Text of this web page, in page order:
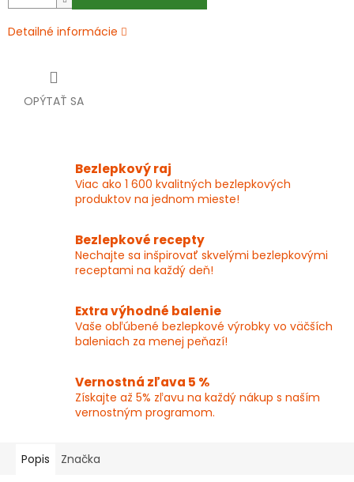
Detailné informácie
OPÝTAŤ SA
Bezlepkový raj
Viac ako 1 600 kvalitných bezlepkových
produktov na jednom mieste!
Bezlepkové recepty
Nechajte sa inšpirovať skvelými bezlepkovými
receptami na každý deň!
Extra výhodné balenie
Vaše obľúbené bezlepkové výrobky vo väčších
baleniach za menej peňazí!
Vernostná zľava 5 %
Získajte až 5% zľavu na každý nákup s naším
vernostným programom.
Popis Značka